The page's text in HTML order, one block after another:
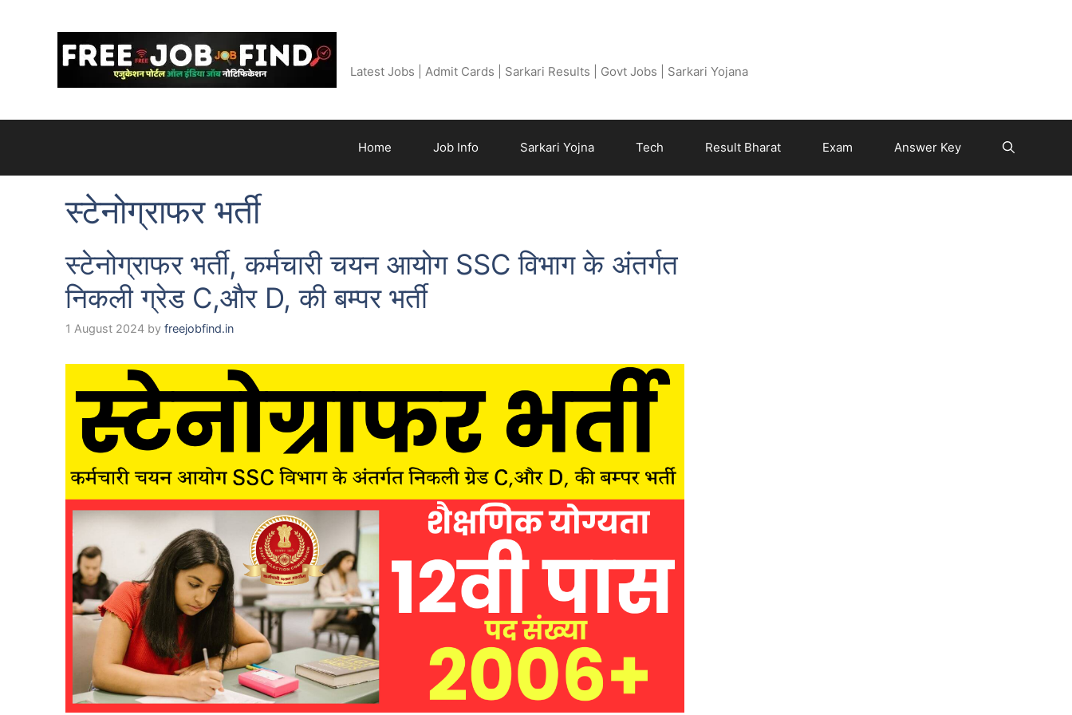
Latest Jobs | Admit Cards | Sarkari Results | Govt Jobs | Sarkari Yojana
Home Job Info Sarkari Yojna Tech Result Bharat Exam Answer Key
स्टेनोग्राफर भर्ती
स्टेनोग्राफर भर्ती, कर्मचारी चयन आयोग SSC विभाग के अंतर्गत
निकली ग्रेड C,और D, की बम्पर भर्ती
1 August 2024 by freejobfind.in